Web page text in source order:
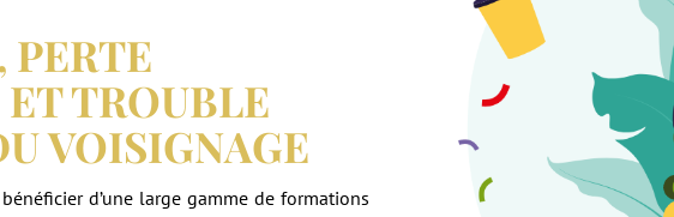
PERTE
TROUBLE
VOISIGNAGE
d’une large gamme de formations